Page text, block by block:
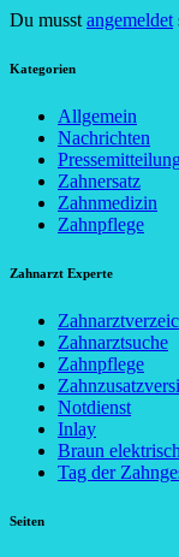
Du musst angemeldet
Kategorien
Allgemein
Nachrichten
Zahnersatz
Zahnmedizin
Zahnpflege
Zahnarzt Experte
Zahnarztsuche
Zahnpflege
Notdienst
Inlay
Braun
Tag der
Seiten